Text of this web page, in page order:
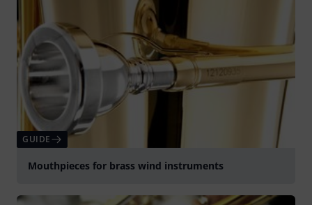
GUIDE
Mouthpieces for brass wind instruments